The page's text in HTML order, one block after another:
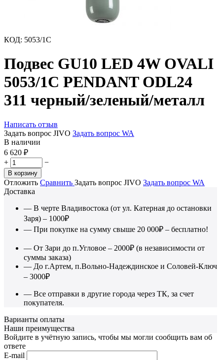
КОД: 5053/1C
Подвес GU10 LED 4W OVALI
5053/1C PENDANT ODL24
311 черный/зеленый/металл
Написать отзыв
Задать вопрос JIVO Задать вопрос WA
В наличии
6 620 ₽
+
−
В корзину
Отложить Сравнить Задать вопрос JIVO Задать вопрос WA
Доставка
— В черте Владивостока (от ул. Катерная до остановки
Заря) – 1000₽
— При покупке на сумму свыше 20 000₽ – бесплатно!
— От Зари до п.Угловое – 2000₽ (в независимости от
суммы заказа)
— До г.Артем, п.Вольно-Надеждинское и Соловей-Ключ
– 3000₽
— Все отправки в другие города через ТК, за счет
покупателя.
Варианты оплаты
Наши преимущества
Войдите в учётную запись, чтобы мы могли сообщить вам об
ответе
E-mail